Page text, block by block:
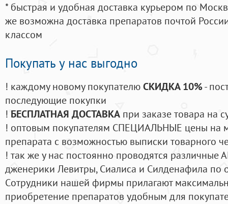
* быстрая и удобная доставка курьером по
же возможна доставка препаратов почтой
классом
Покупать у нас выгодно
! каждому новому покупателюСКИДКА 10%-
последующие покупки
! БЕСПЛАТНАЯ ДОСТАВКА при заказе товара на
! оптовым покупателям СПЕЦИАЛЬНЫЕ цены на
препарата с возможностью выписки товарного
! так же у нас постоянно проводятся
дженерики Левитры, Сиалиса и Силденафила по
Cотрудники нашей фирмы прилагают
приобретение препаратов удобным для